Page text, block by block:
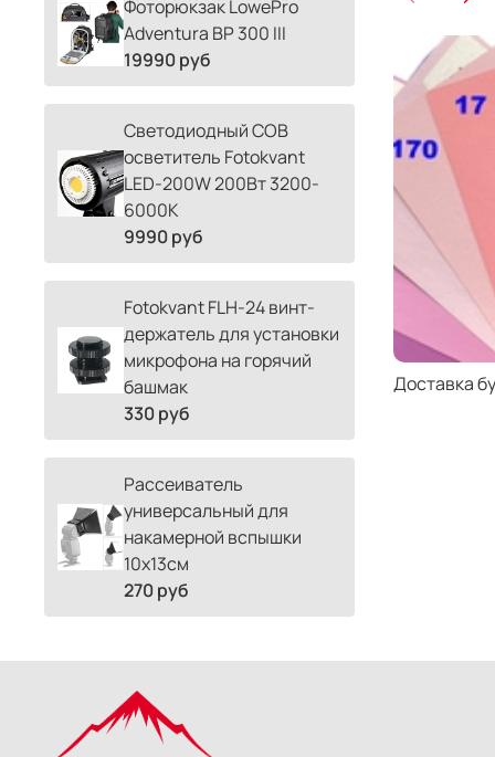
Доставка
Фоторюкзак LowePro
Adventura BP 300 III
19990 руб
Светодиодный COB
осветитель Fotokvant
LED-200W 200Вт 3200-
6000К
9990 руб
Fotokvant FLH-24 винт-
держатель для установки
микрофона на горячий
башмак
330 руб
Рассеиватель
универсальный для
накамерной вспышки
10х13см
270 руб